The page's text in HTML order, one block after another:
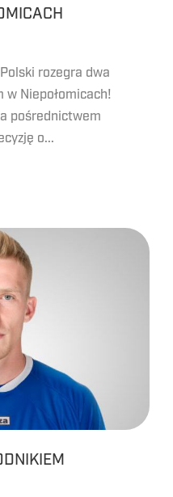
rozegra dwa
w Niepołomicach!
pośrednictwem
o...